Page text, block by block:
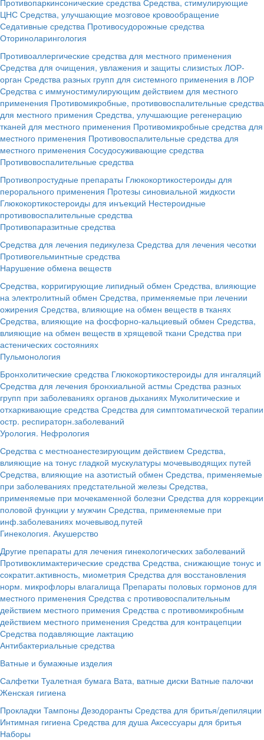
ЦНС Средства, улучшающие мозговое кровообращение
Седативные средства Противосудорожные средства
Оториноларингология
Противоаллергические средства для местного применения
Средства для очищения, увлажения и защиты слизистых ЛОР-
орган Средства разных групп для системного применения в ЛОР
Средства с иммуностимулирующим действием для местного
применения Противомикробные, противовоспалительные средства
для местного примения Средства, улучшающие регенерацию
тканей для местного применения Противомикробные средства для
местного применения Противовоспалительные средства для
местного применения Сосудосуживающие средства
Противовоспалительные средства
Противопростудные препараты Глюкокортикостероиды для
перорального применения Протезы синовиальной жидкости
Глюкокортикостероиды для инъекций Нестероидные
противовоспалительные средства
Противопаразитные средства
Средства для лечения педикулеза Средства для лечения чесотки
Противогельминтные средства
Нарушение обмена веществ
Средства, корригирующие липидный обмен Средства, влияющие
на электролитный обмен Средства, применяемые при лечении
ожирения Средства, влияющие на обмен веществ в тканях
Средства, влияющие на фосфорно-кальциевый обмен Средства,
влияющие на обмен веществ в хрящевой ткани Средства при
астенических состояниях
Пульмонология
Бронхолитические средства Глюкокортикостероиды для ингаляций
Средства для лечения бронхиальной астмы Средства разных
групп при заболеваниях органов дыханиях Муколитические и
отхаркивающие средства Средства для симптоматической терапии
остр. респираторн.заболеваний
Урология. Нефрология
Средства с местноанестезирующим действием Средства,
влияющие на тонус гладкой мускулатуры мочевыводящих путей
Средства, влияющие на азотистый обмен Средства, применяемые
при заболеваниях предстательной железы Средства,
применяемые при мочекаменной болезни Средства для коррекции
половой функции у мужчин Средства, применяемые при
инф.заболеваниях мочевывод.путей
Гинекология. Акушерство
Другие препараты для лечения гинекологических заболеваний
Противоклимактерические средства Средства, снижающие тонус и
сократит.активность, миометрия Средства для восстановления
норм. микрофлоры влагалища Препараты половых гормонов для
местного применения Средства с противовоспалительным
действием местного примения Средства с противомикробным
действием местного применения Средства для контрацепции
Средства подавляющие лактацию
Антибактериальные средства
Ватные и бумажные изделия
Салфетки Туалетная бумага Вата, ватные диски Ватные палочки
Женская гигиена
Прокладки Тампоны Дезодоранты Средства для бритья/депиляции
Интимная гигиена Средства для душа Аксессуары для бритья
Наборы